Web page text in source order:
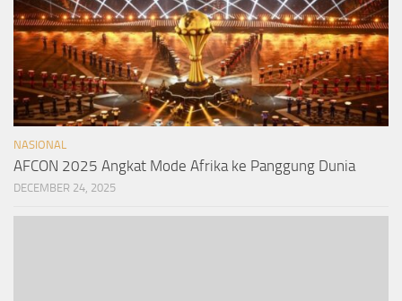
NASIONAL
AFCON 2025 Angkat Mode Afrika ke Panggung Dunia
DECEMBER 24, 2025